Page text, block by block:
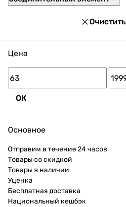
покупка в кредит и
каждого покупателя.
Цена
ОК
Основное
Отправим в течение 24 часов
Товары со скидкой
Товары в наличии
Уценка
Бесплатная доставка
Национальный кешбэк